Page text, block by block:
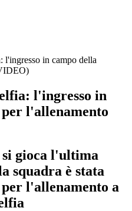
l'ingresso in campo della
l'ingresso in
l'allenamento
si gioca l'ultima
squadra è stata
l'allenamento a